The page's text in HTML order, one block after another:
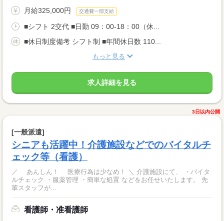
月給325,000円 交通費一部支給
■シフト 2交代 ■日勤 09：00-18：00（休...
■休日制度備考 シフト制 ■年間休日数 110...
もっと見る
求人詳細を見る
3日以内公開
[一般派遣]
シニアも活躍中！介護施設などでのバイタルチ
ェック等（看護）
／ あんしん！ 医療行為は少なめ！ ＼ 介護施設にて、 ・バイタ
ルチェック ・服薬管理 ・簡単な処置 などをお任せいたします。 先
輩スタッフが...
看護師・准看護師